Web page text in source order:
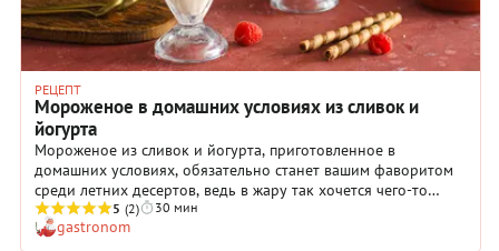
РЕЦЕПТ
Мороженое в домашних условиях из сливок и
йогурта
Мороженое из сливок и йогурта, приготовленное в
домашних условиях, обязательно станет вашим фаворитом
среди летних десертов, ведь в жару так хочется чего-то
легкого, прохладного и освежающего. Йогуртовое
мороженое как раз из этой категории, к тому же его рецепт
5 (2) 30 мин
gastronom